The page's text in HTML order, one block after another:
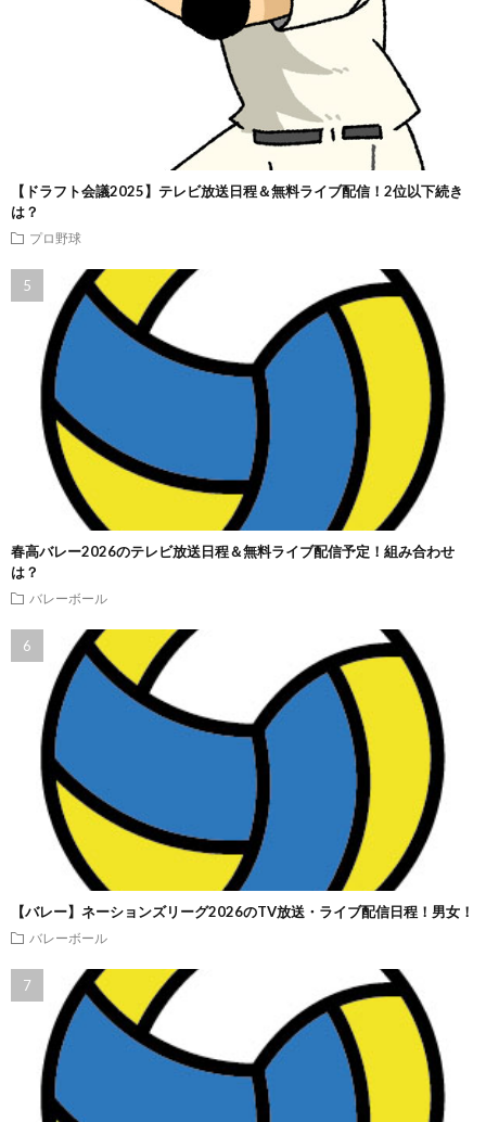
【ドラフト会議2025】テレビ放送日程＆無料ライブ配信！2位以下続き
は？
プロ野球
春高バレー2026のテレビ放送日程＆無料ライブ配信予定！組み合わせ
は？
バレーボール
【バレー】ネーションズリーグ2026のTV放送・ライブ配信日程！男女！
バレーボール